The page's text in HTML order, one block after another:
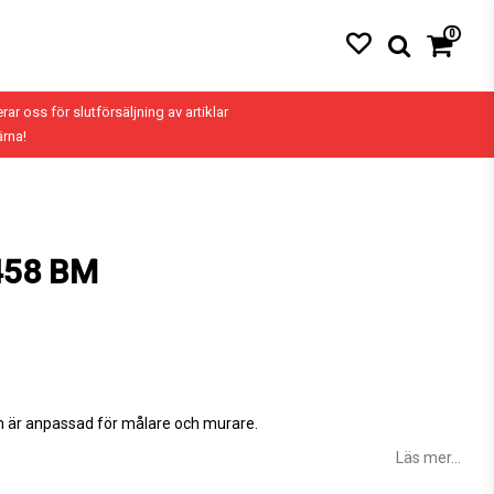
0
oss för slutförsäljning av artiklar
BM
är anpassad för målare och murare.
Läs mer...